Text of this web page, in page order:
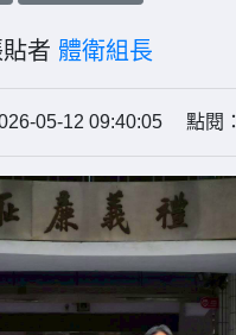
者 體衛組長
05-12 09:40:05 點閱：